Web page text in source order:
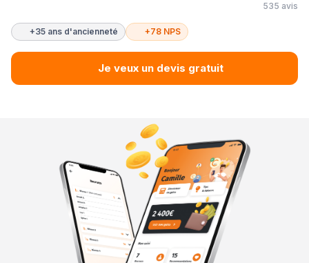
535 avis
+35 ans d'ancienneté +78 NPS
Je veux un devis gratuit